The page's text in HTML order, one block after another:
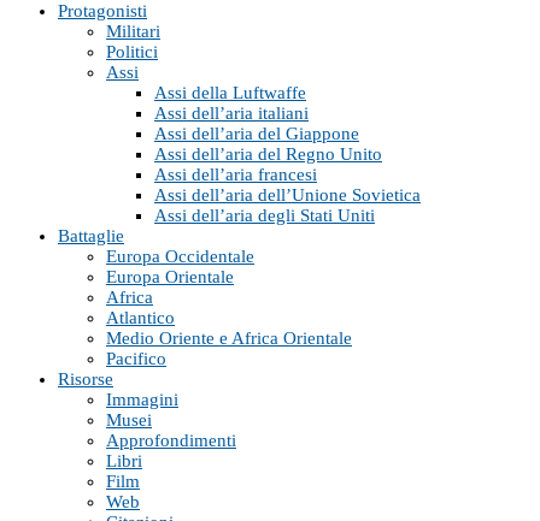
Protagonisti
Militari
Politici
Assi
Assi della Luftwaffe
Assi dell’aria italiani
Assi dell’aria del Giappone
Assi dell’aria del Regno Unito
Assi dell’aria francesi
Assi dell’aria dell’Unione Sovietica
Assi dell’aria degli Stati Uniti
Battaglie
Europa Occidentale
Europa Orientale
Africa
Atlantico
Medio Oriente e Africa Orientale
Pacifico
Risorse
Immagini
Musei
Approfondimenti
Libri
Film
Web